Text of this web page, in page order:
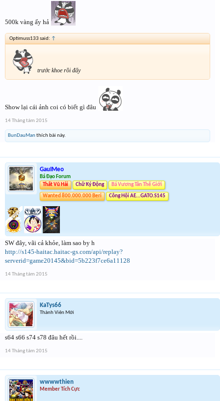
500k vàng ấy hả
Optimuss133 said: ↑
trước khoe rồi đấy
Show lại cái ảnh coi có biết gì đâu
14 Tháng tám 2015
BunDauManthích bài này.
GauIMeo
Bá Đạo Forum
Thất Vũ Hải
Chữ Ký Động Bá Vương Tân Thế Giới
Wanted 800.000.000 Beri Công Hội AE...GATO.S145
SW đây, vãi cả khỏe, làm sao by h
http://s145-haitac.haitac-gs.com/api/replay?
serverid=game20145&bid=5b223f7ce6a11128
14 Tháng tám 2015
KaTys66
Thành Viên Mới
s64 s66 s74 s78 đâu hết rồi....
14 Tháng tám 2015
wwwwthien
Member Tích Cực